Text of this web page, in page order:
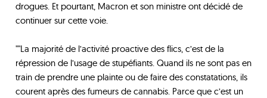
drogues. Et pourtant, Macron et son ministre ont décidé de
continuer sur cette voie.
""La majorité de l’activité proactive des flics, c’est de la
répression de l’usage de stupéfiants. Quand ils ne sont pas en
train de prendre une plainte ou de faire des constatations, ils
courent après des fumeurs de cannabis. Parce que c’est un